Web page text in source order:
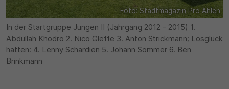
Foto: Stadtmagazin Pro Ahlen
In der Startgruppe Jungen II (Jahrgang 2012 – 2015) 1.
Abdullah Khodro 2. Nico Gleffe 3. Anton Strickmann; Losglück
hatten: 4. Lenny Schardien 5. Johann Sommer 6. Ben
Brinkmann